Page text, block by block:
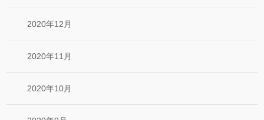
2020年12月
2020年11月
2020年10月